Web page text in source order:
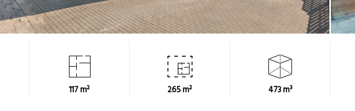
117 m² 265 m² 473 m³